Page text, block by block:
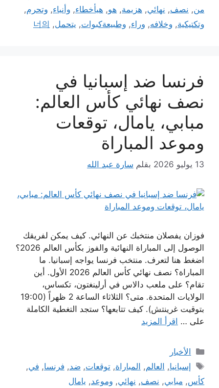
من, نصف, نهائي, هزيمة, هو, هيأخطاء, وأنباء, وتحرم,
وتكتيكية, وخلافه, وراء, وطبيعةكبوات, يتحمل,
너의
فرنسا ضد إسبانيا في
نصف نهائي كأس العالم:
مبابي، يامال، توقعات
وموعد المباراة
13 يوليو 2026 بقلم سارة عبد الله
فوزان يفصلان منتخبك عن النهائي. كيف يمكن لفريقك
الوصول إلى المباراة النهائية والفوز بكأس العالم 2026؟
اضغط هنا لتعرف. منتخب فرنسا يواجه إسبانيا. ما
المباراة؟ نصف نهائي كأس العالم 2026 الأول. أين
تقام؟ على ملعب دالاس في أرلينغتون، تكساس،
الولايات المتحدة. متى؟ الثلاثاء الساعة 2 ظهراً (19:00
بتوقيت غرينتش). كيف تتابعها؟ ستجد التغطية الكاملة
على … اقرأ المزيد
التصنيفات
الأخبار
الوسوم
إسبانيا, العالم, المباراة,توقعات,ضد, فرنسا, في,
كأس, مبابي, نصف, نهائي, وموعد, يامال